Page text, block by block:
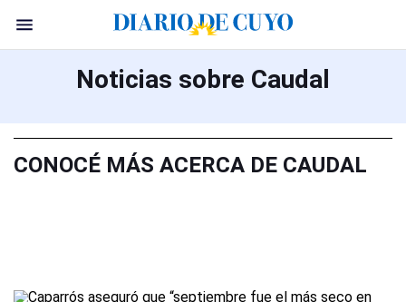
Noticias sobre Caudal
CONOCÉ MÁS ACERCA DE CAUDAL